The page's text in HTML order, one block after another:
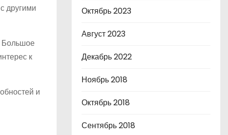
другими
Большое
к
и
Октябрь 2023
Август 2023
Декабрь 2022
Ноябрь 2018
Октябрь 2018
Сентябрь 2018